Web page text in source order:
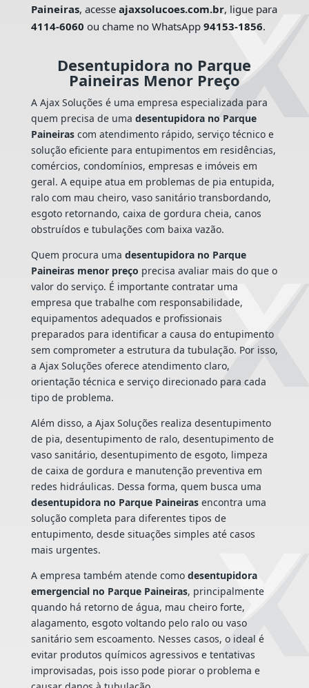
Paineiras, acesse ajaxsolucoes.com.br, ligue para
4114-6060 ou chame no WhatsApp 94153-1856.
Desentupidora no Parque
Paineiras Menor Preço
A Ajax Soluções é uma empresa especializada para
quem precisa de uma desentupidora no Parque
Paineirascom atendimento rápido, serviço técnico e
solução eficiente para entupimentos em residências,
comércios, condomínios, empresas e imóveis em
geral. A equipe atua em problemas de pia entupida,
ralo com mau cheiro, vaso sanitário transbordando,
esgoto retornando, caixa de gordura cheia, canos
obstruídos e tubulações com baixa vazão.
Quem procura uma desentupidora no Parque
Paineiras menor preço precisa avaliar mais do que o
valor do serviço. É importante contratar uma
empresa que trabalhe com responsabilidade,
equipamentos adequados e profissionais
preparados para identificar a causa do entupimento
sem comprometer a estrutura da tubulação. Por isso,
a Ajax Soluções oferece atendimento claro,
orientação técnica e serviço direcionado para cada
tipo de problema.
Além disso, a Ajax Soluções realiza desentupimento
de pia, desentupimento de ralo, desentupimento de
vaso sanitário, desentupimento de esgoto, limpeza
de caixa de gordura e manutenção preventiva em
redes hidráulicas. Dessa forma, quem busca uma
desentupidora no Parque Paineirasencontra uma
solução completa para diferentes tipos de
entupimento, desde situações simples até casos
mais urgentes.
A empresa também atende como desentupidora
emergencial no Parque Paineiras, principalmente
quando há retorno de água, mau cheiro forte,
alagamento, esgoto voltando pelo ralo ou vaso
sanitário sem escoamento. Nesses casos, o ideal é
evitar produtos químicos agressivos e tentativas
improvisadas, pois isso pode piorar o problema e